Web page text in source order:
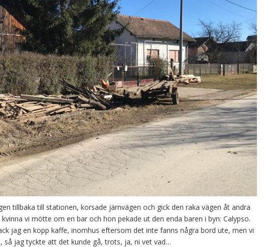
tillbaka till stationen, korsade järnvägen och gick den raka vägen åt andra
kvinna vi mötte om en bar och hon pekade ut den enda baren i byn: Calypso.
jag en kopp kaffe, inomhus eftersom det inte fanns några bord ute, men vi
så jag tyckte att det kunde gå, trots, ja, ni vet vad…